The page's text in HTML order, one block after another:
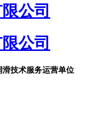
技术服务运营单位